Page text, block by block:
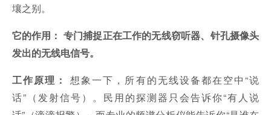
壤之别。
它的作用： 专门捕捉正在工作的无线窃听器、针孔摄像头
发出的无线电信号。
工作原理：
想象一下，所有的无线设备都在空中“说
话”（发射信号）。民用的探测器只会告诉你“有人说